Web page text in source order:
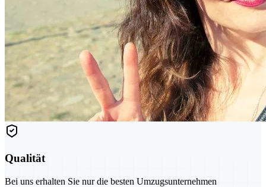
Qualität
Bei uns erhalten Sie nur die besten Umzugsunternehmen